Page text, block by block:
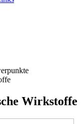
Wirkstoffe